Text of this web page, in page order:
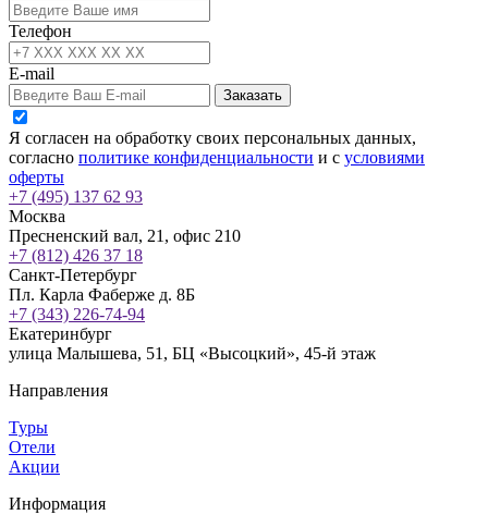
Телефон
E-mail
Заказать
Я согласен на обработку своих персональных данных,
согласно политике конфиденциальности и с условиями
оферты
+7 (495) 137 62 93
Москва
Пресненский вал, 21, офис 210
+7 (812) 426 37 18
Санкт-Петербург
Пл. Карла Фаберже д. 8Б
+7 (343) 226-74-94
Екатеринбург
улица Малышева, 51, БЦ «Высоцкий», 45-й этаж
Направления
Туры
Отели
Акции
Информация